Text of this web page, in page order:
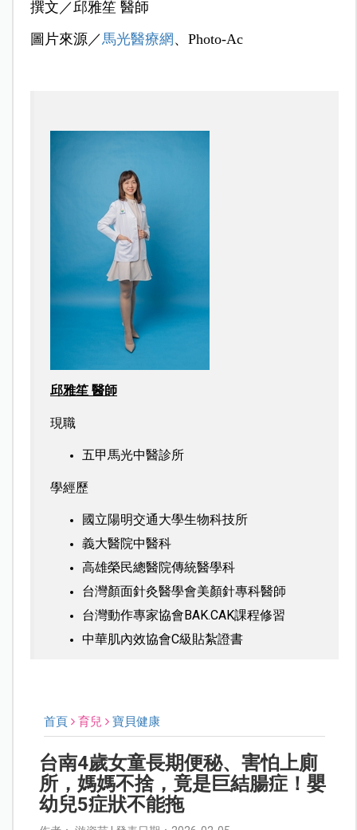
撰文／邱雅笙醫師
圖片來源／馬光醫療網 、Photo-Ac
邱雅笙 醫師
現職
五甲馬光中醫診所
學經歷
國立陽明交通大學生物科技所
義大醫院中醫科
高雄榮民總醫院傳統醫學科
台灣顏面針灸醫學會美顏針專科醫師
台灣動作專家協會BAK.CAK課程修習
中華肌內效協會C級貼紮證書
首頁 育兒 寶貝健康
台南4歲女童長期便秘、害怕上廁
所，媽媽不捨，竟是巨結腸症！嬰
幼兒5症狀不能拖